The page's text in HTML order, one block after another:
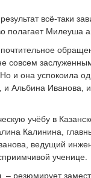
всё-таки
полагает Милеуша
совсем
и она успокоила
и Альбина Иванова,
учёбу в
Калинина,
ведущий
ученице.
резюмирует